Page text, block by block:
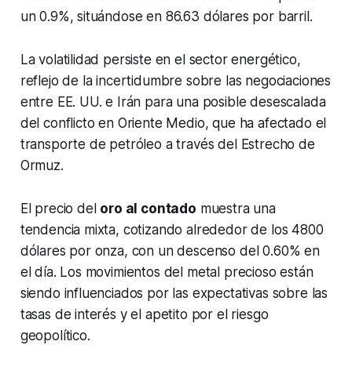
un 0.9%, situándose en 86.63 dólares por barril.
La volatilidad persiste en el sector energético,
reflejo de la incertidumbre sobre las negociaciones
entre EE. UU. e Irán para una posible desescalada
del conflicto en Oriente Medio, que ha afectado el
transporte de petróleo a través del Estrecho de
Ormuz.
El precio del oro al contado muestra una
tendencia mixta, cotizando alrededor de los 4800
dólares por onza, con un descenso del 0.60% en
el día. Los movimientos del metal precioso están
siendo influenciados por las expectativas sobre las
tasas de interés y el apetito por el riesgo
geopolítico.